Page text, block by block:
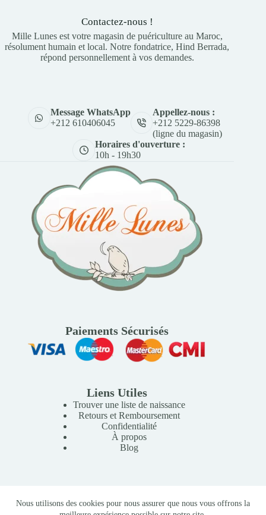
Nous utilisons des cookies pour nous assurer que nous vous offrons la
Contactez-nous !
Mille Lunes est votre magasin de puériculture au Maroc,
résolument humain et local. Notre fondatrice, Hind Berrada,
répond personnellement à vos demandes.
Message WhatsApp
+212 610406045
Appellez-nous :
+212 5229-86398
(ligne du magasin)
Horaires d'ouverture :
10h - 19h30
Paiements Sécurisés
Liens Utiles
Trouver une liste de naissance
Retours et Remboursement
Confidentialité
À propos
Blog
Copyright © 2026 Mille Lunes - Création du site :
Baptiste
-Conditions Générales de Vente